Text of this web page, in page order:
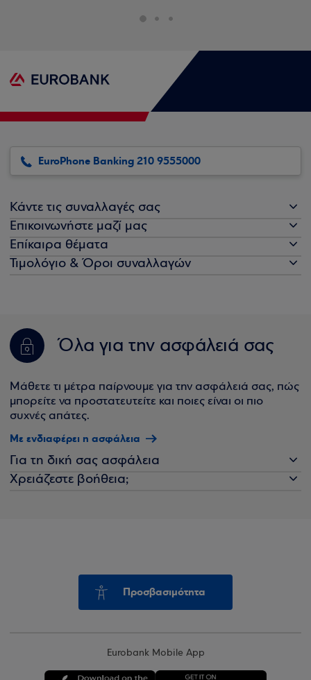
EuroPhone Banking 210 9555000
Κάντε τις συναλλαγές σας
Επικοινωνήστε μαζί μας
Επίκαιρα θέματα
Τιμολόγιο & Όροι συναλλαγών
Όλα για την ασφάλειά σας
Μάθετε τι μέτρα παίρνουμε για την ασφάλειά σας, πώς
μπορείτε να προστατευτείτε και ποιες είναι οι πιο
συχνές απάτες.
Με ενδιαφέρει η ασφάλεια
Για τη δική σας ασφάλεια
Χρειάζεστε βοήθεια;
Προσβασιμότητα
Eurobank Mobile App